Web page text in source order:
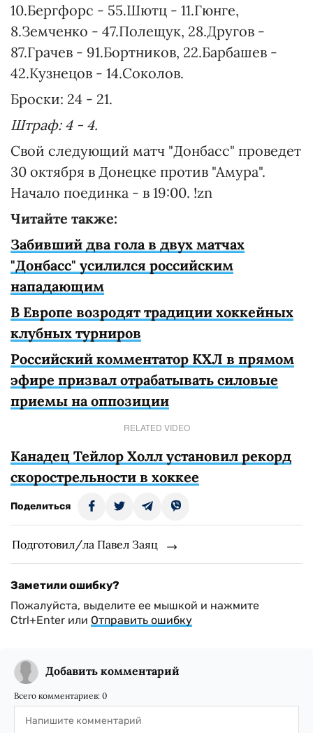
10.Бергфорс - 55.Шютц - 11.Гюнге,
8.Земченко - 47.Полещук, 28.Другов -
87.Грачев - 91.Бортников, 22.Барбашев -
42.Кузнецов - 14.Соколов.
Броски: 24 - 21.
Штраф: 4 - 4.
Свой следующий матч "Донбасс" проведет
30 октября в Донецке против "Амура".
Начало поединка - в 19:00. !zn
Читайте также:
Забивший два гола в двух матчах
"Донбасс" усилился российским
нападающим
В Европе возродят традиции хоккейных
клубных турниров
Российский комментатор КХЛ в прямом
эфире призвал отрабатывать силовые
приемы на оппозиции
RELATED VIDEO
Канадец Тейлор Холл установил рекорд
скорострельности в хоккее
Поделиться
Подготовил/ла Павел Заяц
Заметили ошибку?
Пожалуйста, выделите ее мышкой и нажмите
Ctrl+Enter или Отправить ошибку
Добавить комментарий
Всего комментариев: 0